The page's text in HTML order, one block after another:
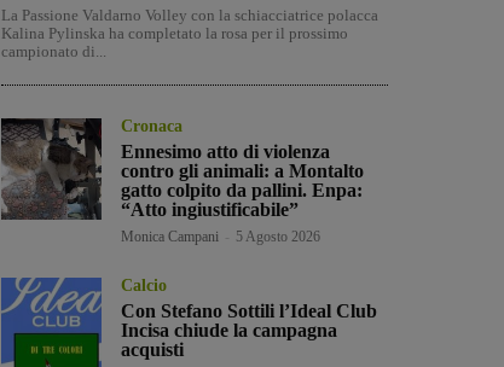
La Passione Valdarno Volley con la schiacciatrice polacca
Kalina Pylinska ha completato la rosa per il prossimo
campionato di...
Cronaca
Ennesimo atto di violenza
contro gli animali: a Montalto
gatto colpito da pallini. Enpa:
“Atto ingiustificabile”
Monica Campani 5 Agosto 2026
Calcio
Con Stefano Sottili l’Ideal Club
Incisa chiude la campagna
acquisti